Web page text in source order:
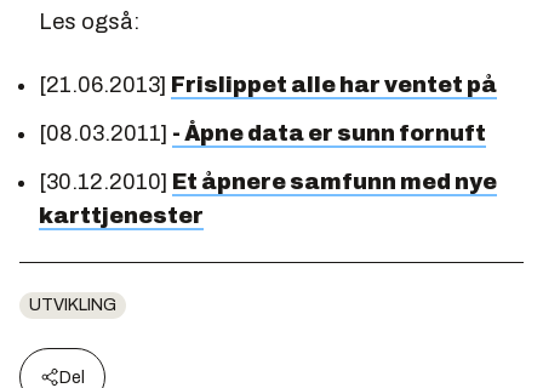
Les også:
[21.06.2013] Frislippet alle har ventet på
[08.03.2011] - Åpne data er sunn fornuft
[30.12.2010] Et åpnere samfunn med nye
karttjenester
UTVIKLING
Del